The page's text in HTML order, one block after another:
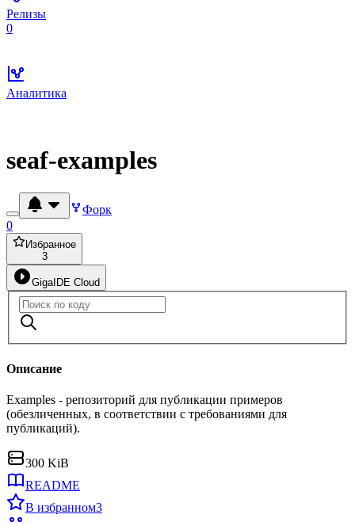
Релизы
0
Аналитика
seaf-examples
Форк
0
Избранное
3
GigaIDE Cloud
Описание
Examples - репозиторий для публикации примеров
(обезличенных, в соответствии с требованиями для
публикаций).
300 KiB
README
В избранном3